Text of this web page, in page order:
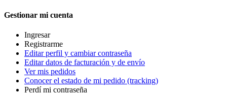
Gestionar mi cuenta
Ingresar
Registrarme
Editar perfil y cambiar contraseña
Editar datos de facturación y de envío
Ver mis pedidos
Conocer el estado de mi pedido (tracking)
Perdí mi contraseña